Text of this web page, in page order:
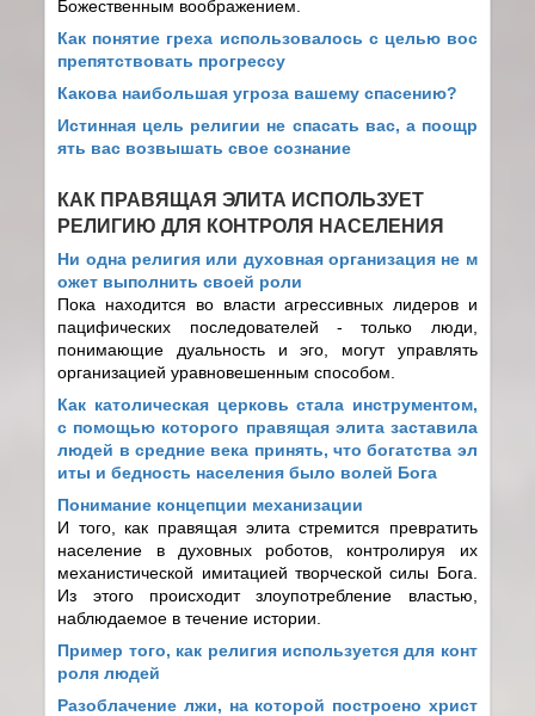
Божественным воображением.
Как понятие греха использовалось с целью вос
препятствовать прогрессу
Какова наибольшая угроза вашему спасению?
Истинная цель религии не спасать вас, а поощр
ять вас возвышать свое сознание
КАК ПРАВЯЩАЯ ЭЛИТА ИСПОЛЬЗУЕТ
РЕЛИГИЮ ДЛЯ КОНТРОЛЯ НАСЕЛЕНИЯ
Ни одна религия или духовная организация не м
ожет выполнить своей роли
Пока находится во власти агрессивных лидеров и
пацифических последователей - только люди,
понимающие дуальность и эго, могут управлять
организацией уравновешенным способом.
Как католическая церковь стала инструментом,
с помощью которого правящая элита заставила
людей в средние века принять, что богатства эл
иты и бедность населения было волей Бога
Понимание концепции механизации
И того, как правящая элита стремится превратить
население в духовных роботов, контролируя их
механистической имитацией творческой силы Бога.
Из этого происходит злоупотребление властью,
наблюдаемое в течение истории.
Пример того, как религия используется для конт
роля людей
Разоблачение лжи, на которой построено христ